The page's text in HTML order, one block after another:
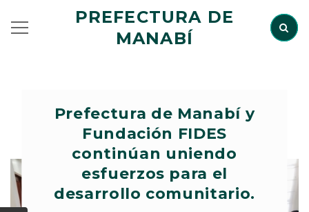
PREFECTURA DE
MANABÍ
Prefectura de Manabí y
Fundación FIDES
continúan uniendo
esfuerzos para el
desarrollo comunitario.